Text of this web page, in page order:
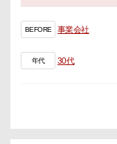
BEFORE 事業会社
年代 30代